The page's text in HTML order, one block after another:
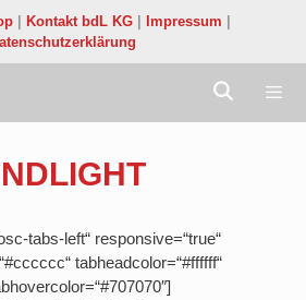
Kontakt bdL KG Impressum
tabs-left“ responsive=“true“
tabheadcolor=“#ffffff“